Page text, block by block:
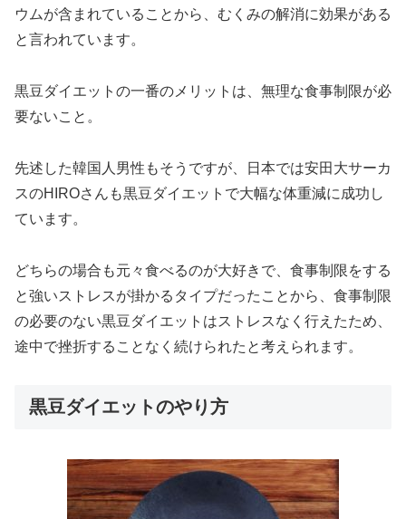
ウムが含まれていることから、むくみの解消に効果がある
と言われています。
黒豆ダイエットの一番のメリットは、無理な食事制限が必
要ないこと。
先述した韓国人男性もそうですが、日本では安田大サーカ
スのHIROさんも黒豆ダイエットで大幅な体重減に成功し
ています。
どちらの場合も元々食べるのが大好きで、食事制限をする
と強いストレスが掛かるタイプだったことから、食事制限
の必要のない黒豆ダイエットはストレスなく行えたため、
途中で挫折することなく続けられたと考えられます。
黒豆ダイエットのやり方